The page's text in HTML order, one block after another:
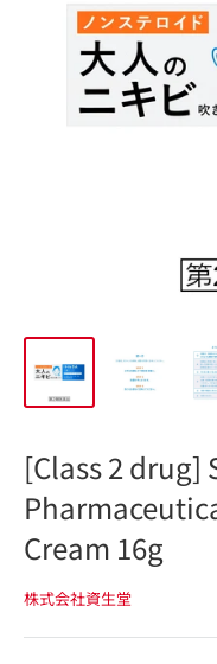
[Class 2 drug]
Cream 16g
株式会社資生堂